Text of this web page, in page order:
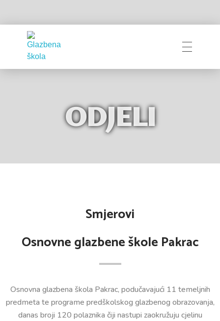
ODJELI
Smjerovi
Osnovne glazbene škole Pakrac
Osnovna glazbena škola Pakrac, podučavajući 11 temeljnih
predmeta te programe predškolskog glazbenog obrazovanja,
danas broji 120 polaznika čiji nastupi zaokružuju cjelinu